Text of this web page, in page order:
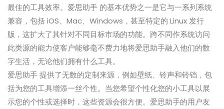
最佳的工具效率。爱思助手 的基本优势之一是它与一系列系统
兼容，包括 iOS、Mac、Windows，甚至特定的 Linux 发行
版，这扩大了其针对不同目标市场的功能。跨不同作系统访问
此类源的能力使客户能够毫不费力地将爱思助手融入他们的数
字生活，无论他们拥有什么工具。
爱思助手 提供了无数的定制来源，例如壁纸、铃声和铃铛，包
括为您的工具增添一丝个性。当您希望个性化您的小工具以展
示您的个性或选择时，这些资源会很方便。爱思助手的用户友